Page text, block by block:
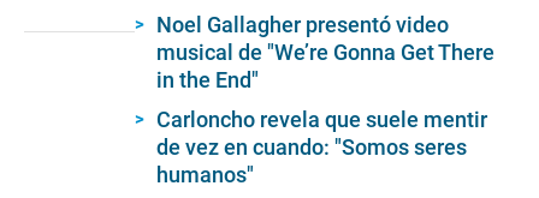
Noel Gallagher presentó video
musical de "We’re Gonna Get There
in the End"
Carloncho revela que suele mentir
de vez en cuando: "Somos seres
humanos"